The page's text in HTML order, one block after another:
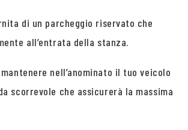
di un parcheggio riservato che
all’entrata della stanza.
nell’anominato il tuo veicolo
scorrevole che assicurerà la massima